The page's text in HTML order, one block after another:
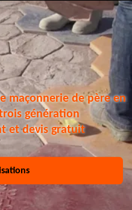
maçonnerie de père en
génération
et devis gratuit